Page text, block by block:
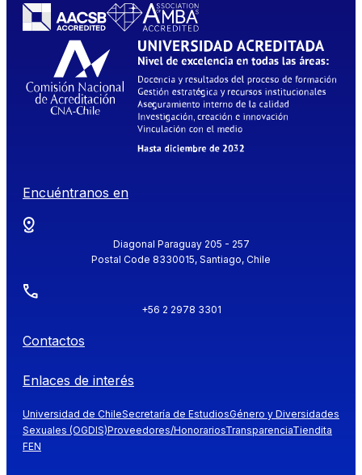
Encuéntranos en
Diagonal Paraguay 205 - 257
Postal Code 8330015, Santiago, Chile
+56 2 2978 3301
Contactos
Enlaces de interés
Universidad de ChileSecretaría de EstudiosGénero y Diversidades
Sexuales (OGDIS)Proveedores/HonorariosTransparenciaTiendita
FEN